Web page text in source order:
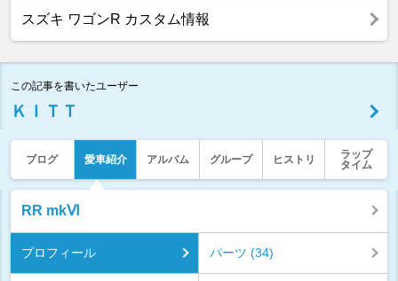
スズキ ワゴンR カスタム情報
この記事を書いたユーザー
ＫＩＴＴ
ブログ 愛車紹介 アルバム グループ ヒストリ
ラップ
タイム
RR mkⅥ
プロフィール パーツ (34)